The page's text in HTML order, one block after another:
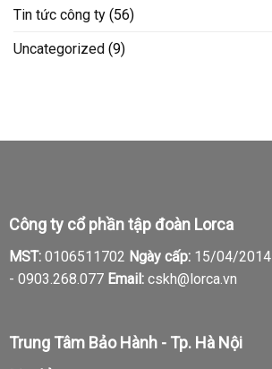
Tin tức công ty (56)
Uncategorized (9)
Công ty cổ phần tập đoàn Lorca
MST:0106511702 Ngày cấp:15/04/2014
- 0903.268.077 Email:cskh@lorca.vn
Trung Tâm Bảo Hành - Tp. Hà Nội